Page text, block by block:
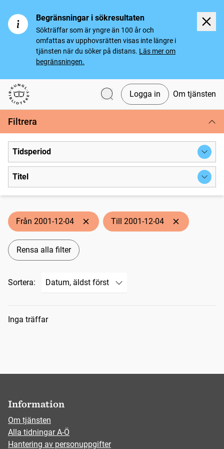
Begränsningar i sökresultaten
Sökträffar som är yngre än 100 år och
omfattas av upphovsrätten visas inte längre i
tjänsten när du söker på distans. Läs mer om
begränsningen.
Svenska tidningar
Logga in Om tjänsten
Filtrera
Tidsperiod
Titel
Från 2001-12-04 Till 2001-12-04
Rensa alla filter
Sortera:
Sökresultat
Inga träffar
Information
Om tjänsten
Alla tidningar A-Ö
Hantering av personuppgifter